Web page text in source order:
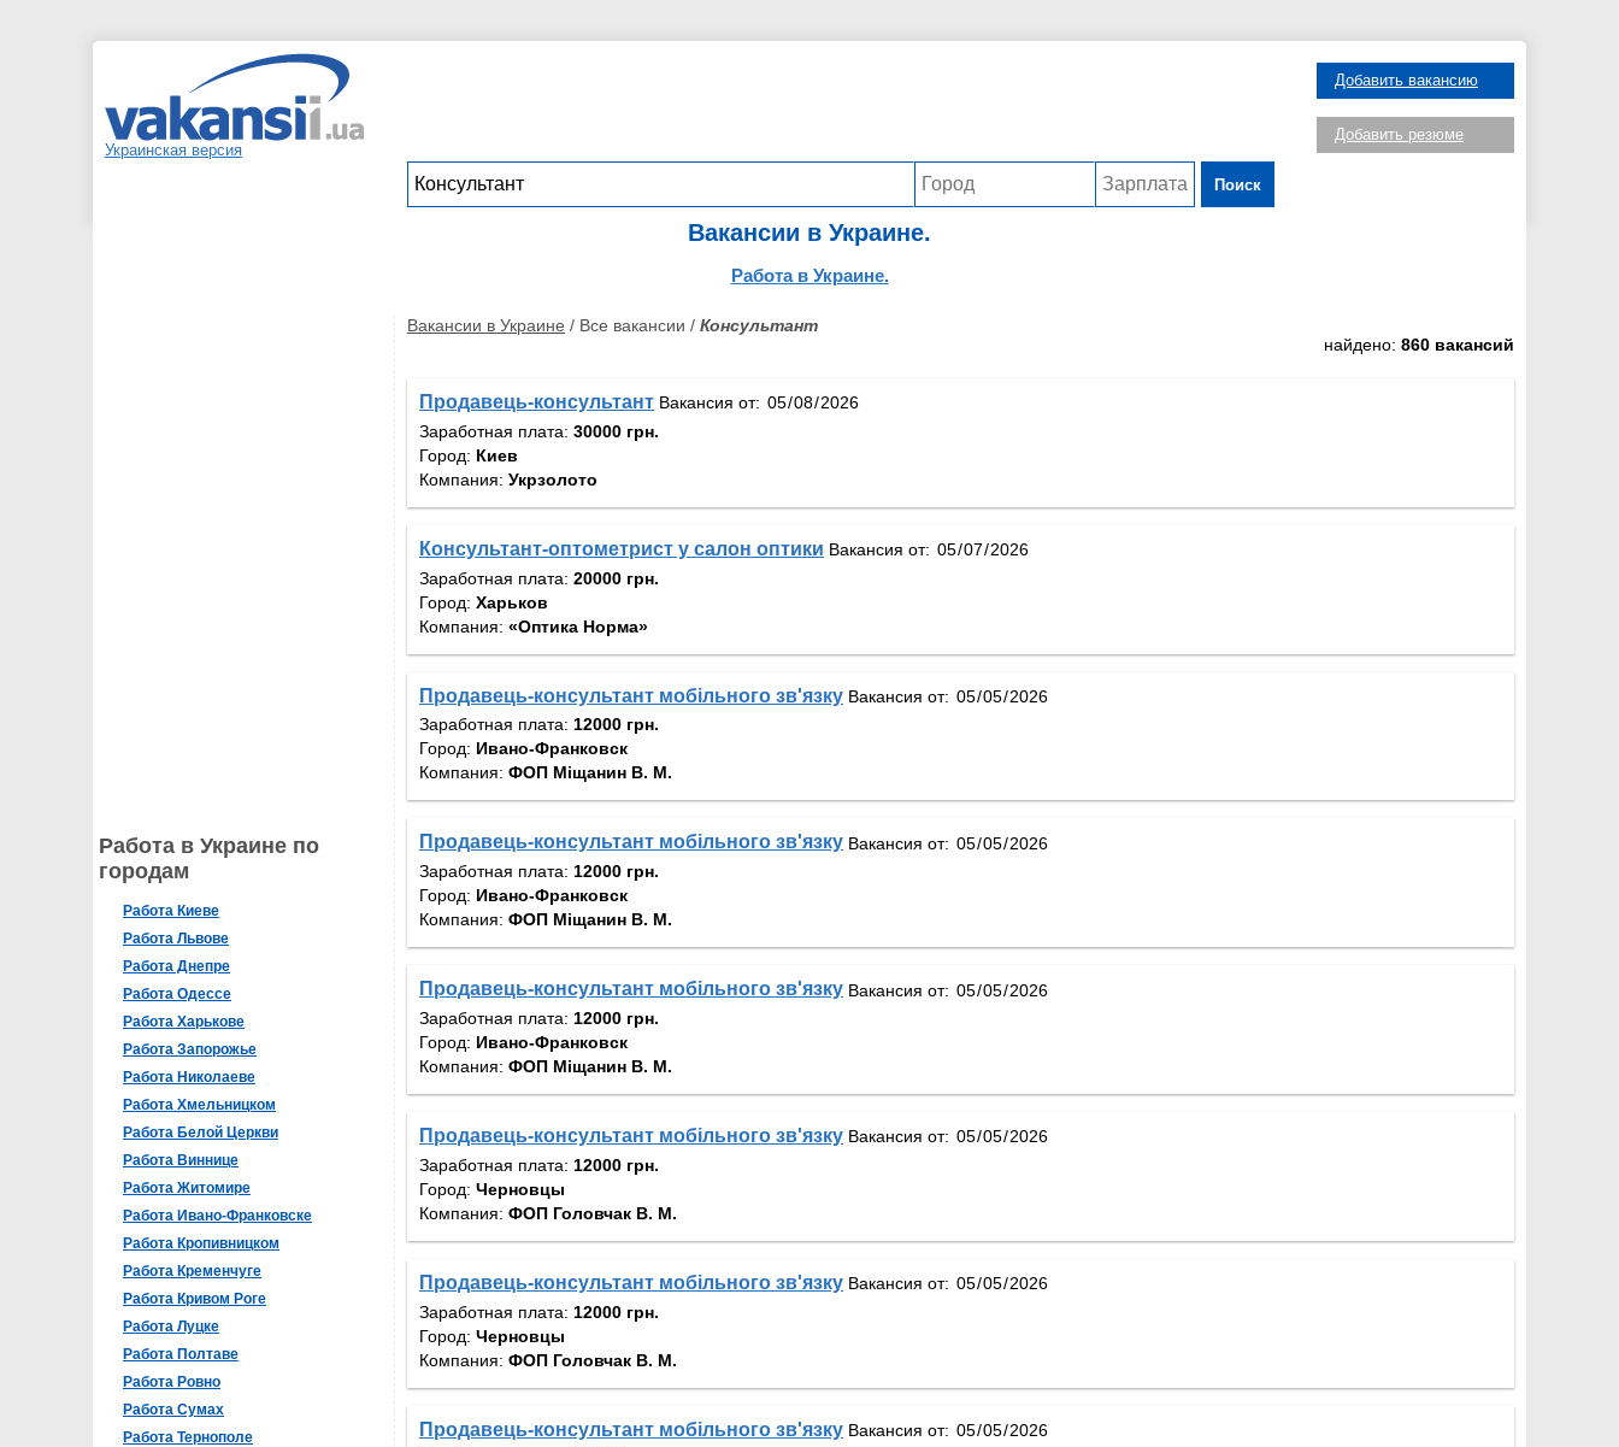
Украинская версия
Поиск
Добавить вакансию
Добавить резюме
Вакансии в Украине.
Работа в Украине.
Работа в Украине по
городам
Работа Киеве
Работа Львове
Работа Днепре
Работа Одессе
Работа Харькове
Работа Запорожье
Работа Николаеве
Работа Хмельницком
Работа Белой Церкви
Работа Виннице
Работа Житомире
Работа Ивано-Франковске
Работа Кропивницком
Работа Кременчуге
Работа Кривом Роге
Работа Луцке
Работа Полтаве
Работа Ровно
Работа Сумах
Работа Тернополе
Вакансии в Украине / Все вакансии / Консультант
найдено: 860 вакансий
Продавець-консультант Вакансия от:
Заработная плата: 30000 грн.
Город: Киев
Компания: Укрзолото
Консультант-оптометрист у салон оптики Вакансия от:
Заработная плата: 20000 грн.
Город: Харьков
Компания: «Оптика Норма»
Продавець-консультант мобільного зв'язку Вакансия от:
Заработная плата: 12000 грн.
Город: Ивано-Франковск
Компания: ФОП Міщанин В. М.
Продавець-консультант мобільного зв'язку Вакансия от:
Заработная плата: 12000 грн.
Город: Ивано-Франковск
Компания: ФОП Міщанин В. М.
Продавець-консультант мобільного зв'язку Вакансия от:
Заработная плата: 12000 грн.
Город: Ивано-Франковск
Компания: ФОП Міщанин В. М.
Продавець-консультант мобільного зв'язку Вакансия от:
Заработная плата: 12000 грн.
Город: Черновцы
Компания: ФОП Головчак В. М.
Продавець-консультант мобільного зв'язку Вакансия от:
Заработная плата: 12000 грн.
Город: Черновцы
Компания: ФОП Головчак В. М.
Продавець-консультант мобільного зв'язку Вакансия от: